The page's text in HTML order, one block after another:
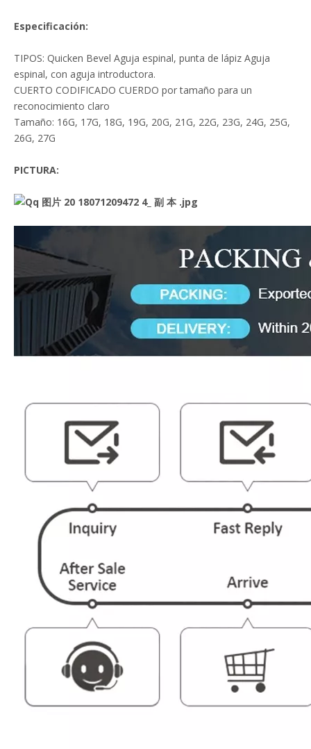
Especificación:
TIPOS: Quicken Bevel Aguja espinal, punta de lápiz Aguja
espinal, con aguja introductora.
CUERTO CODIFICADO CUERDO por tamaño para un
reconocimiento claro
Tamaño: 16G, 17G, 18G, 19G, 20G, 21G, 22G, 23G, 24G, 25G,
26G, 27G
PICTURA: